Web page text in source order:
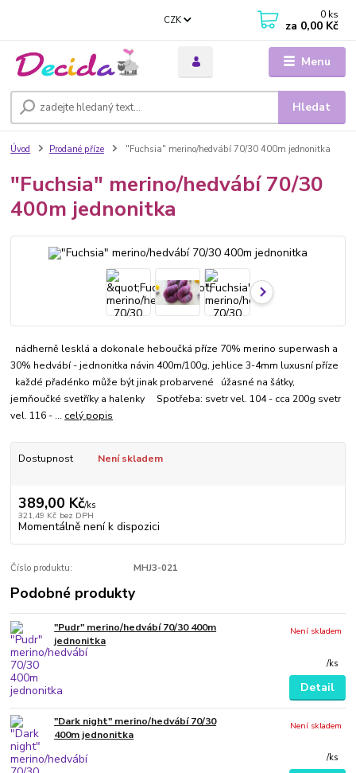
Menu
CZK
Hledat
0 ks
za 0,00 Kč
Úvod Prodané příze "Fuchsia" merino/hedvábí 70/30 400m jednonitka
"Fuchsia" merino/hedvábí 70/30
400m jednonitka
nádherně lesklá a dokonale heboučká příze 70% merino superwash a
30% hedvábí - jednonitka návin 400m/100g, jehlice 3-4mm luxusní příze
každé přadénko může být jinak probarvené úžasné na šátky,
jemňoučké svetříky a halenky Spotřeba: svetr vel. 104 - cca 200g svetr
vel. 116 - ... celý popis
Dostupnost Není skladem
389,00 Kč/ks
321,49 Kč bez DPH
Momentálně není k dispozici
Číslo produktu: MHJ3-021
Podobné produkty
"Pudr" merino/hedvábí 70/30 400m
jednonitka
/ks
Není skladem
Detail
"Dark night" merino/hedvábí 70/30
400m jednonitka
/ks
Není skladem